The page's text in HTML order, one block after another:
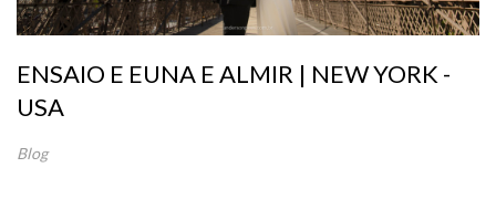
ENSAIO E EUNA E ALMIR | NEW YORK -
USA
Blog